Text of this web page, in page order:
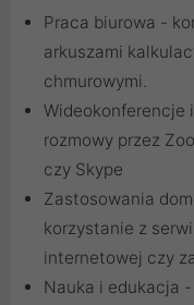
Praca biurowa -
arkuszami
chmurowymi.
Wideokonferencje
rozmowy przez
czy Skype
Zastosowania
korzystanie z
internetowej czy
Nauka i edukacja